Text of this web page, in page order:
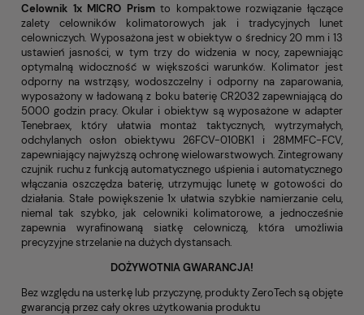
Celownik 1x MICRO Prismto kompaktowe rozwiązanie łączące
zalety celowników kolimatorowych jak i tradycyjnych lunet
celowniczych. Wyposażona jest w obiektyw o średnicy 20 mm i 13
ustawień jasności, w tym trzy do widzenia w nocy, zapewniając
optymalną widoczność w większości warunków. Kolimator jest
odporny na wstrząsy, wodoszczelny i odporny na zaparowania,
wyposażony w ładowaną z boku baterię CR2032 zapewniającą do
5000 godzin pracy. Okular i obiektyw są wyposażone w adapter
Tenebraex, który ułatwia montaż taktycznych, wytrzymałych,
odchylanych osłon obiektywu 26FCV-010BK1 i 28MMFC-FCV,
zapewniający najwyższą ochronę wielowarstwowych. Zintegrowany
czujnik ruchu z funkcją automatycznego uśpienia i automatycznego
włączania oszczędza baterię, utrzymując lunetę w gotowości do
działania. Stałe powiększenie 1x ułatwia szybkie namierzanie celu,
niemal tak szybko, jak celowniki kolimatorowe, a jednocześnie
zapewnia wyrafinowaną siatkę celowniczą, która umożliwia
precyzyjne strzelanie na dużych dystansach.
DOŻYWOTNIA GWARANCJA!
Bez względu na usterkę lub przyczynę, produkty ZeroTech są objęte
gwarancją przez cały okres użytkowania produktu